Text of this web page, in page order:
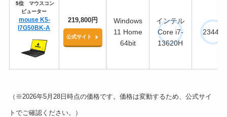
5位
マウスコン
ピューター
mouse K5-
I7G50BK-A
219,800円
公式サイト
Windows
11 Home
64bit
インテル
Core i7-
13620H
23443
（※2026年5月28日時点の価格です。価格は変動するため、公式サイ
トでご確認ください。）